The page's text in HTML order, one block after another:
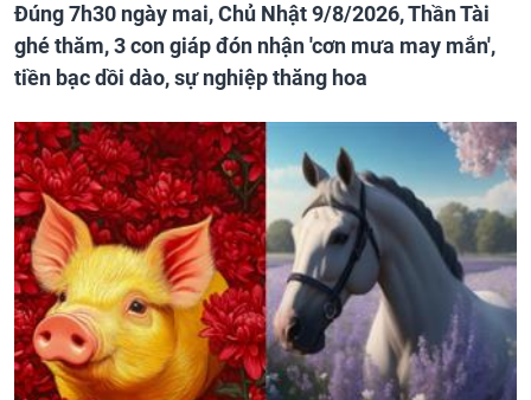
Đúng 7h30 ngày mai, Chủ Nhật 9/8/2026, Thần Tài
ghé thăm, 3 con giáp đón nhận 'cơn mưa may mắn',
tiền bạc dồi dào, sự nghiệp thăng hoa